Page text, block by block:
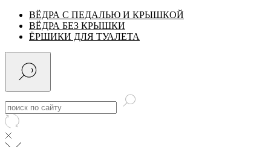
ВЁДРА С ПЕДАЛЬЮ И КРЫШКОЙ
ВЁДРА БЕЗ КРЫШКИ
ЁРШИКИ ДЛЯ ТУАЛЕТА